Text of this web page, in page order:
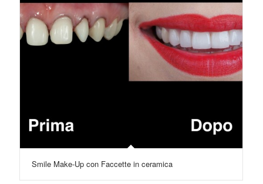
Smile Make-Up con Faccette in ceramica